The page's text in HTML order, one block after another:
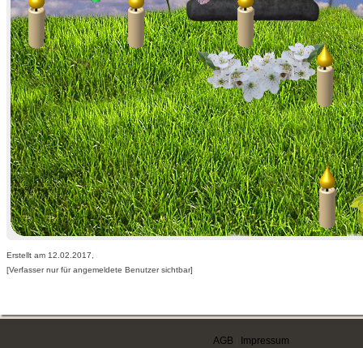
Erstellt am 12.02.2017,
[Verfasser nur für angemeldete Benutzer sichtbar]
AGB Impressum